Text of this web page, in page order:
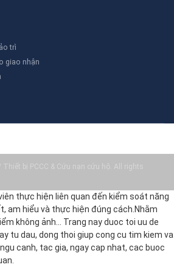
trì
giao nhận
bị PCCC & Cứu nạn cứu hộ. All rights
thực hiện liên quan đến kiểm soát năng
am hiểu và thực hiện đúng cách.Nhằm
không ảnh… Trang nay duoc toi uu de
tu dau, dong thoi giup cong cu tim kiem va
canh, tac gia, ngay cap nhat, cac buoc